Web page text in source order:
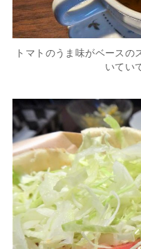
トマトのうま味がベースの
いてい